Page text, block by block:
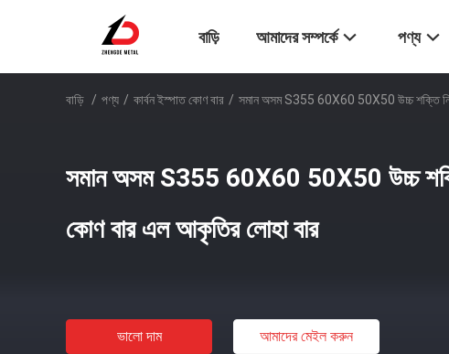
বাড়ি আমাদের সম্পর্কে পণ্য
বাড়ি / পণ্য / কার্বন ইস্পাত কোণ বার / সমান অসম S355 60X60 50X50 উচ্চ শক্তি
সমান অসম S355 60X60 50X50 উচ্চ শক্তি
কোণ বার এল আকৃতির লোহা বার
ভালো দাম আমাদের মেইল ​​করুন